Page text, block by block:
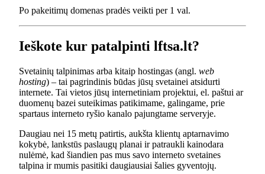
Po pakeitimų domenas pradės veikti per 1 val.
Ieškote kur patalpinti lftsa.lt?
Svetainių talpinimas arba kitaip hostingas (angl. web
hosting) – tai pagrindinis būdas jūsų svetainei atsidurti
internete. Tai vietos jūsų internetiniam projektui, el. paštui ar
duomenų bazei suteikimas patikimame, galingame, prie
spartaus interneto ryšio kanalo pajungtame serveryje.
Daugiau nei 15 metų patirtis, aukšta klientų aptarnavimo
kokybė, lankstūs paslaugų planai ir patraukli kainodara
nulėmė, kad šiandien pas mus savo interneto svetaines
talpina ir mumis pasitiki daugiausiai šalies gyventojų.